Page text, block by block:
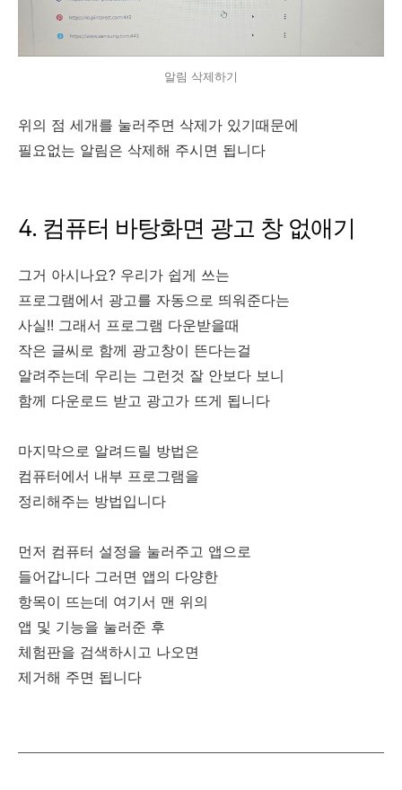
알림 삭제하기
위의 점 세개를 눌러주면 삭제가 있기때문에
필요없는 알림은 삭제해 주시면 됩니다
4. 컴퓨터 바탕화면 광고 창 없애기
그거 아시나요? 우리가 쉽게 쓰는
프로그램에서 광고를 자동으로 띄워준다는
사실!! 그래서 프로그램 다운받을때
작은 글씨로 함께 광고창이 뜬다는걸
알려주는데 우리는 그런것 잘 안보다 보니
함께 다운로드 받고 광고가 뜨게 됩니다
마지막으로 알려드릴 방법은
컴퓨터에서 내부 프로그램을
정리해주는 방법입니다
먼저 컴퓨터 설정을 눌러주고 앱으로
들어갑니다 그러면 앱의 다양한
항목이 뜨는데 여기서 맨 위의
앱 및 기능을 눌러준 후
체험판을 검색하시고 나오면
제거해 주면 됩니다